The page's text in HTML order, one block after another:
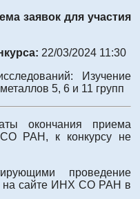
заявок для участия
22/03/2024 11:30
Изучение
5, 6 и 11 групп
окончания приема
РАН, к конкурсу не
проведение
на сайте ИНХ СО РАН в